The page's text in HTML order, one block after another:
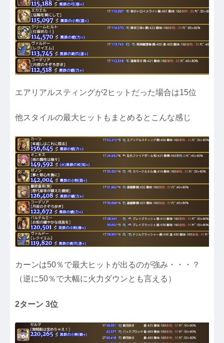
エアリアルスティングが2ヒットだった場合は15位
他スタイルの最大ヒットもまとめるとこんな感じ
カーンは50％で最大ヒットが出るのが強み・・・？
（逆に50％で大幅に火力ダウンとも言える）
2ターン 3位